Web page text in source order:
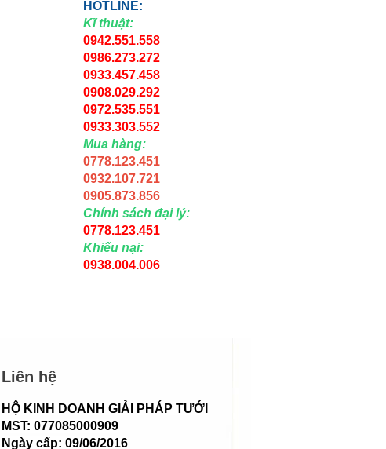
HOTLINE:
Kĩ thuật:
0942.551.558
0986.273.272
0933.457.458
0908.029.292
0972.535.551
0933.303.552
Mua hàng:
0778.123.451
0932.107.721
0905.873.856
Chính sách đại lý:
0778.123.451
Khiếu nại:
0938.004.006
Liên hệ
HỘ KINH DOANH GIẢI PHÁP TƯỚI
MST: 077085000909
Ngày cấp: 09/06/2016